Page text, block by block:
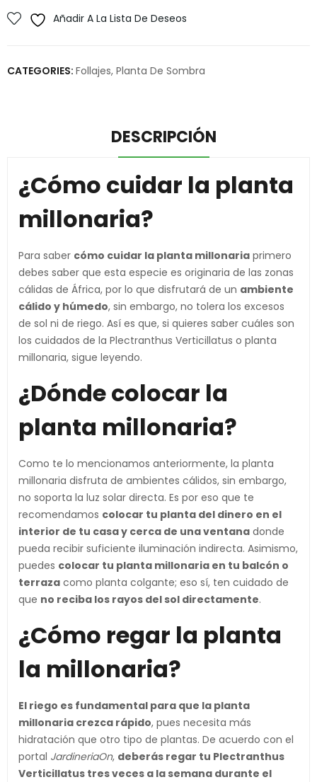
Añadir A La Lista De Deseos
CATEGORIES: Follajes, Planta De Sombra
DESCRIPCIÓN
¿Cómo cuidar la planta
millonaria?
Para saber cómo cuidar la planta millonaria primero
debes saber que esta especie es originaria de las zonas
cálidas de África, por lo que disfrutará de un ambiente
cálido y húmedo, sin embargo, no tolera los excesos
de sol ni de riego. Así es que, si quieres saber cuáles son
los cuidados de la Plectranthus Verticillatus o planta
millonaria, sigue leyendo.
¿Dónde colocar la
planta millonaria?
Como te lo mencionamos anteriormente, la planta
millonaria disfruta de ambientes cálidos, sin embargo,
no soporta la luz solar directa. Es por eso que te
recomendamos colocar tu planta del dinero en el
interior de tu casa y cerca de una ventana donde
pueda recibir suficiente iluminación indirecta. Asimismo,
puedes colocar tu planta millonaria en tu balcón o
terraza como planta colgante; eso sí, ten cuidado de
que no reciba los rayos del sol directamente.
¿Cómo regar la planta
la millonaria?
El riego es fundamental para que la planta
millonaria crezca rápido, pues necesita más
hidratación que otro tipo de plantas. De acuerdo con el
portal JardineriaOn, deberás regar tu Plectranthus
Verticillatus tres veces a la semana durante el